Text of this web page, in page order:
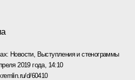
Новости, Выступления и стенограммы
2019 года, 14:10
kremlin.ru/d/60410